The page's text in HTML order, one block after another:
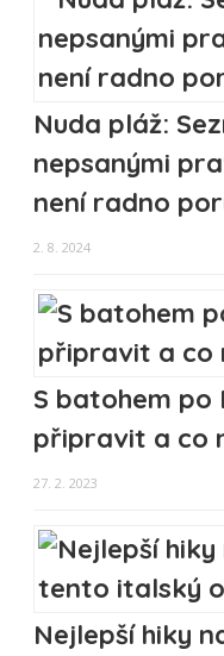
Nuda pláž:
nepsanými
není radno
2. 8. 2024
S batohem po
připravit a co
27. 2. 2023
Nejlepší hiky